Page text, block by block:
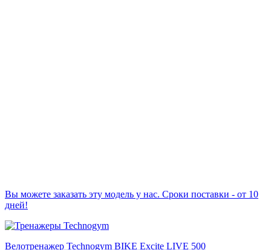
Вы можете заказать эту модель у нас. Сроки поставки - от 10
дней!
Велотренажер Technogym BIKE Excite LIVE 500